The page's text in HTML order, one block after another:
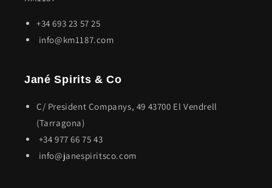
+34 693 23 57 25
info@km1187.com
Jané Spirits & Co
C/ President Companys, 49 43700 El Vendrell
(Tarragona)
+34 977 66 75 43
info@janespiritsco.com